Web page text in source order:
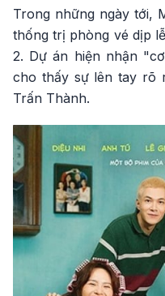
Trong những ngày tới,
thống trị phòng vé dịp
2. Dự án hiện nhận
cho thấy sự lên tay rõ
Trấn Thành.